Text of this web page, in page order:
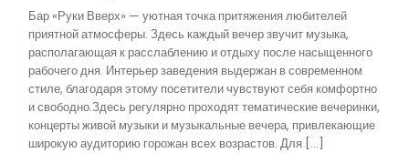
Бар «Руки Вверх» — уютная точка притяжения любителей
приятной атмосферы. Здесь каждый вечер звучит музыка,
располагающая к расслаблению и отдыху после насыщенного
рабочего дня. Интерьер заведения выдержан в современном
стиле, благодаря этому посетители чувствуют себя комфортно
и свободно.Здесь регулярно проходят тематические вечеринки,
концерты живой музыки и музыкальные вечера, привлекающие
широкую аудиторию горожан всех возрастов. Для […]